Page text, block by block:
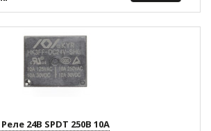
Реле 24В SPDT 250В 10А